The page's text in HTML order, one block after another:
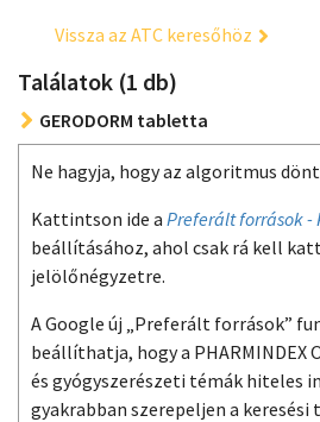
Vissza az ATC keresőhöz
Találatok (1 db)
GERODORM tabletta
Ne hagyja, hogy az algoritmus
Kattintson ide a Preferált források -
beállításához, ahol csak rá kell
jelölőnégyzetre.
A Google új „Preferált források”
beállíthatja, hogy a PHARMINDEX
és gyógyszerészeti témák hiteles
gyakrabban szerepeljen a